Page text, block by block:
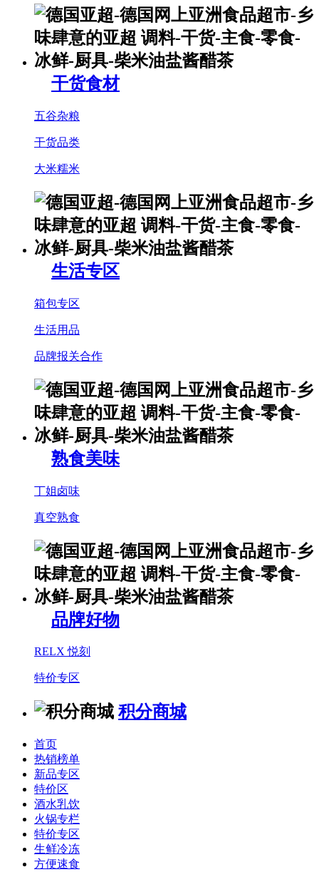
干货食材
五谷杂粮
干货品类
大米糯米
生活专区
箱包专区
生活用品
品牌报关合作
熟食美味
丁姐卤味
真空熟食
品牌好物
RELX 悦刻
特价专区
积分商城
首页
热销榜单
新品专区
特价区
酒水乳饮
火锅专栏
特价专区
生鲜冷冻
方便速食